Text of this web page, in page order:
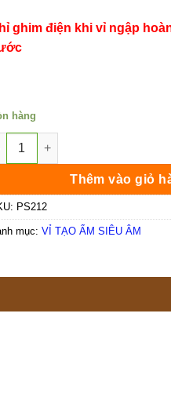
ghim điện khi vỉ ngập
hàng
1 vỉ tạo ẩm 4 mắt - nguồn
Thêm vào giỏ
PS212
mục: VỈ TẠO ẨM SIÊU ÂM